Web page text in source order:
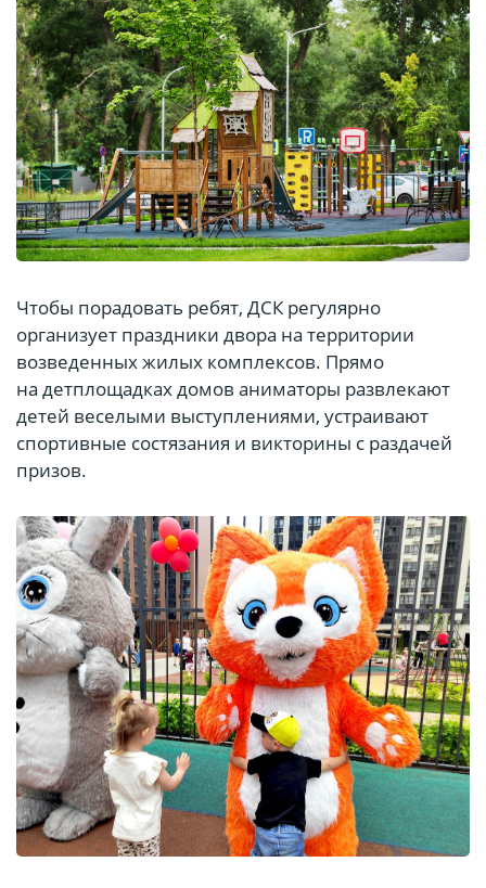
Чтобы порадовать ребят, ДСК регулярно
организует праздники двора на территории
возведенных жилых комплексов. Прямо
на детплощадках домов аниматоры развлекают
детей веселыми выступлениями, устраивают
спортивные состязания и викторины с раздачей
призов.